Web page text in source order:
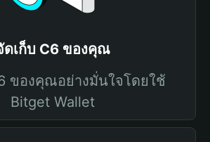
ดเก็บ C6 ของคุณ
ของคุณอย่างมั่นใจโดยใช้
Bitget Wallet